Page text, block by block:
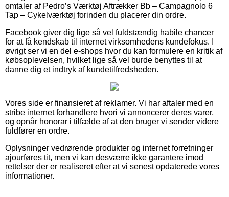
omtaler af Pedro’s Værktøj Aftrækker Bb – Campagnolo 6
Tap – Cykelværktøj forinden du placerer din ordre.
Facebook giver dig lige så vel fuldstændig habile chancer
for at få kendskab til internet virksomhedens kundefokus. I
øvrigt ser vi en del e-shops hvor du kan formulere en kritik af
købsoplevelsen, hvilket lige så vel burde benyttes til at
danne dig et indtryk af kundetilfredsheden.
Vores side er finansieret af reklamer. Vi har aftaler med en
stribe internet forhandlere hvori vi annoncerer deres varer,
og opnår honorar i tilfælde af at den bruger vi sender videre
fuldfører en ordre.
Oplysninger vedrørende produkter og internet forretninger
ajourføres tit, men vi kan desværre ikke garantere imod
rettelser der er realiseret efter at vi senest opdaterede vores
informationer.